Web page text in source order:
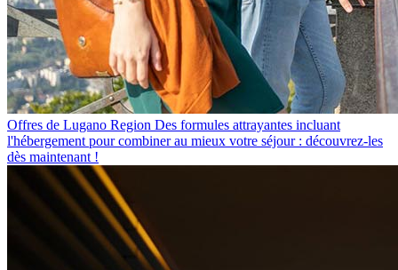
Offres de Lugano Region Des formules attrayantes incluant
l'hébergement pour combiner au mieux votre séjour : découvrez-les
dès maintenant !